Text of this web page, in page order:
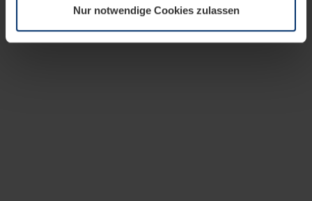
Datenschutzerklärungunserer Website ändern oder
widerrufen.
Nur notwendige Cookies zulassen